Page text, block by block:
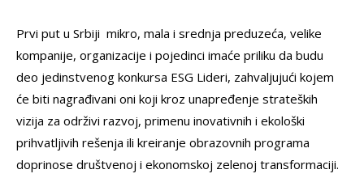
Prvi put u Srbiji mikro, mala i srednja preduzeća, velike
kompanije, organizacije i pojedinci imaće priliku da budu
deo jedinstvenog konkursa ESG Lideri, zahvaljujući kojem
će biti nagrađivani oni koji kroz unapređenje strateških
vizija za održivi razvoj, primenu inovativnih i ekološki
prihvatljivih rešenja ili kreiranje obrazovnih programa
doprinose društvenoj i ekonomskoj zelenoj transformaciji.